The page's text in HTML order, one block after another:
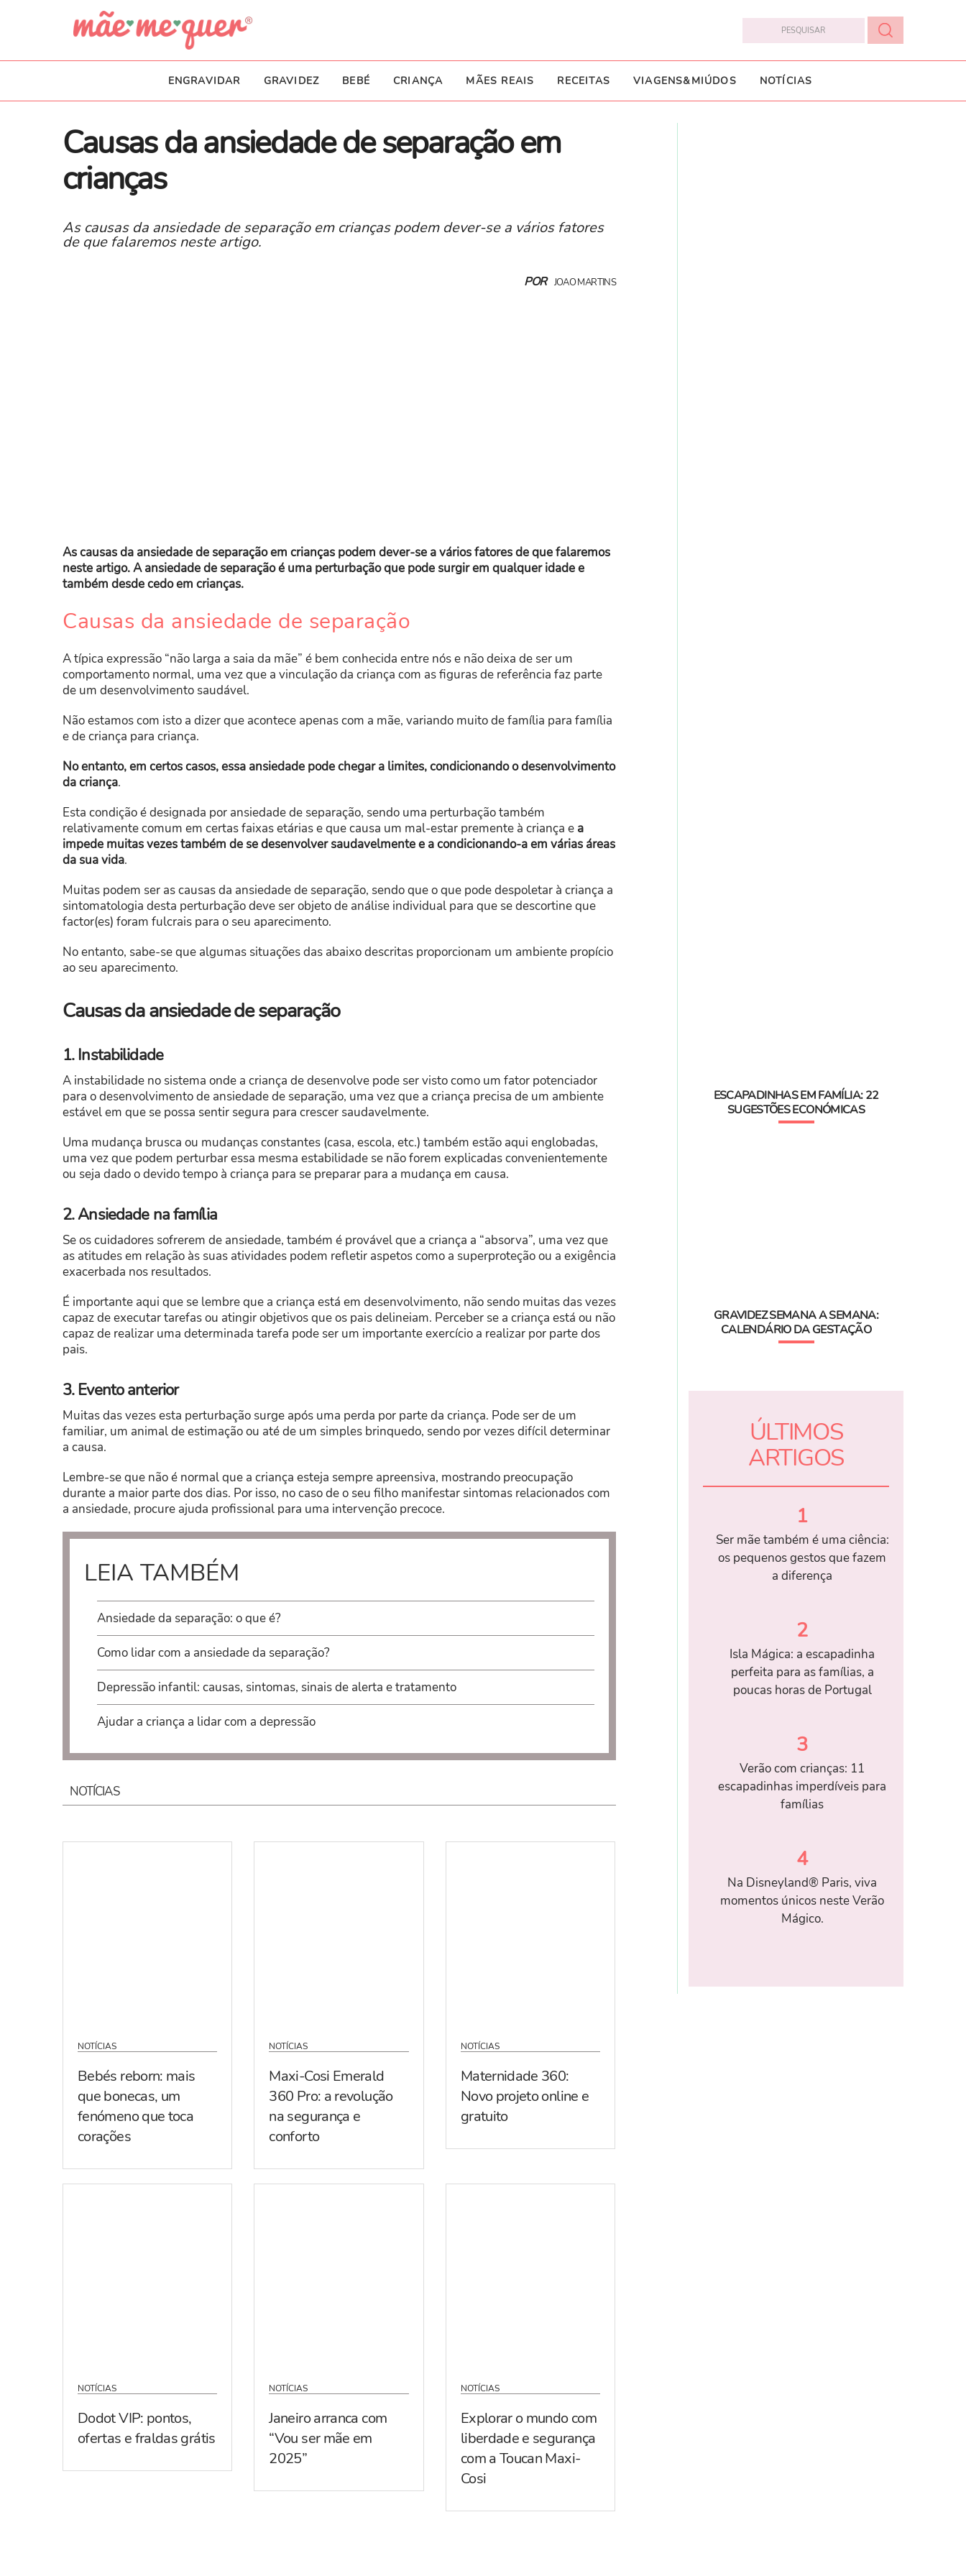
ENGRAVIDAR GRAVIDEZ BEBÉ CRIANÇA MÃES REAIS RECEITAS VIAGENS&MIÚDOS NOTÍCIAS
Causas da ansiedade de separação em
crianças
As causas da ansiedade de separação em crianças podem dever-se a vários fatores
de que falaremos neste artigo.
POR JOAO MARTINS
As causas da ansiedade de separação em crianças podem dever-se a vários fatores de que falaremos
neste artigo. A ansiedade de separação é uma perturbação que pode surgir em qualquer idade e
também desde cedo em crianças.
Causas da ansiedade de separação
A típica expressão “não larga a saia da mãe” é bem conhecida entre nós e não deixa de ser um
comportamento normal, uma vez que a vinculação da criança com as figuras de referência faz parte
de um desenvolvimento saudável.
Não estamos com isto a dizer que acontece apenas com a mãe, variando muito de família para família
e de criança para criança.
No entanto, em certos casos, essa ansiedade pode chegar a limites, condicionando o desenvolvimento
da criança.
Esta condição é designada por ansiedade de separação, sendo uma perturbação também
relativamente comum em certas faixas etárias e que causa um mal-estar premente à criança e a
impede muitas vezes também de se desenvolver saudavelmente e a condicionando-a em várias áreas
da sua vida.
Muitas podem ser as causas da ansiedade de separação, sendo que o que pode despoletar à criança a
sintomatologia desta perturbação deve ser objeto de análise individual para que se descortine que
factor(es) foram fulcrais para o seu aparecimento.
No entanto, sabe-se que algumas situações das abaixo descritas proporcionam um ambiente propício
ao seu aparecimento.
Causas da ansiedade de separação
1. Instabilidade
A instabilidade no sistema onde a criança de desenvolve pode ser visto como um fator potenciador
para o desenvolvimento de ansiedade de separação, uma vez que a criança precisa de um ambiente
estável em que se possa sentir segura para crescer saudavelmente.
Uma mudança brusca ou mudanças constantes (casa, escola, etc.) também estão aqui englobadas,
uma vez que podem perturbar essa mesma estabilidade se não forem explicadas convenientemente
ou seja dado o devido tempo à criança para se preparar para a mudança em causa.
2. Ansiedade na família
Se os cuidadores sofrerem de ansiedade, também é provável que a criança a “absorva”, uma vez que
as atitudes em relação às suas atividades podem refletir aspetos como a superproteção ou a exigência
exacerbada nos resultados.
É importante aqui que se lembre que a criança está em desenvolvimento, não sendo muitas das vezes
capaz de executar tarefas ou atingir objetivos que os pais delineiam. Perceber se a criança está ou não
capaz de realizar uma determinada tarefa pode ser um importante exercício a realizar por parte dos
pais.
3. Evento anterior
Muitas das vezes esta perturbação surge após uma perda por parte da criança. Pode ser de um
familiar, um animal de estimação ou até de um simples brinquedo, sendo por vezes difícil determinar
a causa.
Lembre-se que não é normal que a criança esteja sempre apreensiva, mostrando preocupação
durante a maior parte dos dias. Por isso, no caso de o seu filho manifestar sintomas relacionados com
a ansiedade, procure ajuda profissional para uma intervenção precoce.
LEIA TAMBÉM
Ansiedade da separação: o que é?
Como lidar com a ansiedade da separação?
Depressão infantil: causas, sintomas, sinais de alerta e tratamento
Ajudar a criança a lidar com a depressão
NOTÍCIAS
NOTÍCIAS
Bebés reborn: mais
que bonecas, um
fenómeno que toca
corações
NOTÍCIAS
Maxi-Cosi Emerald
360 Pro: a revolução
na segurança e
conforto
NOTÍCIAS
Maternidade 360:
Novo projeto online e
gratuito
NOTÍCIAS
Dodot VIP: pontos,
ofertas e fraldas grátis
NOTÍCIAS
Janeiro arranca com
“Vou ser mãe em
2025”
NOTÍCIAS
Explorar o mundo com
liberdade e segurança
com a Toucan Maxi-
Cosi
ESCAPADINHAS EM FAMÍLIA: 22
SUGESTÕES ECONÓMICAS
GRAVIDEZ SEMANA A SEMANA:
CALENDÁRIO DA GESTAÇÃO
ÚLTIMOS
ARTIGOS
1
Ser mãe também é uma ciência:
os pequenos gestos que fazem
a diferença
2
Isla Mágica: a escapadinha
perfeita para as famílias, a
poucas horas de Portugal
3
Verão com crianças: 11
escapadinhas imperdíveis para
famílias
4
Na Disneyland® Paris, viva
momentos únicos neste Verão
Mágico.